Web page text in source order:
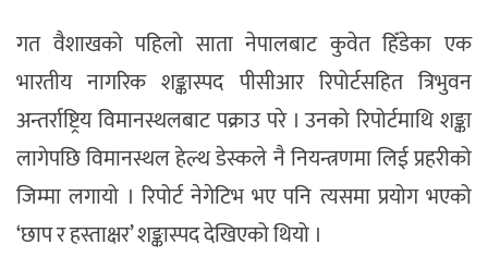
गत वैशाखको पहिलो साता नेपालबाट कुवेत हिँडेका एक
भारतीय नागरिक शङ्कास्पद पीसीआर रिपोर्टसहित त्रिभुवन
अन्तर्राष्ट्रिय विमानस्थलबाट पक्राउ परे । उनको रिपोर्टमाथि शङ्का
लागेपछि विमानस्थल हेल्थ डेस्कले नै नियन्त्रणमा लिई प्रहरीको
जिम्मा लगायो । रिपोर्ट नेगेटिभ भए पनि त्यसमा प्रयोग भएको
‘छाप र हस्ताक्षर’ शङ्कास्पद देखिएको थियो ।